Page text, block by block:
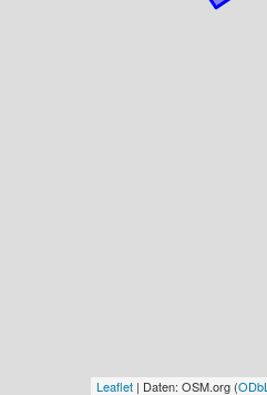
Leaflet | Daten: OSM.org (ODbL